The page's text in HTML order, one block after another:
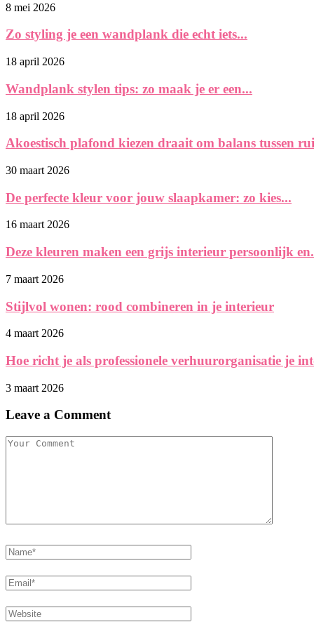
8 mei 2026
Zo styling je een wandplank die echt iets...
18 april 2026
Wandplank stylen tips: zo maak je er een...
18 april 2026
Akoestisch plafond kiezen draait om balans tussen
30 maart 2026
De perfecte kleur voor jouw slaapkamer: zo kies...
16 maart 2026
Deze kleuren maken een grijs interieur persoonlijk
7 maart 2026
Stijlvol wonen: rood combineren in je interieur
4 maart 2026
Hoe richt je als professionele verhuurorganisatie je
3 maart 2026
Leave a Comment